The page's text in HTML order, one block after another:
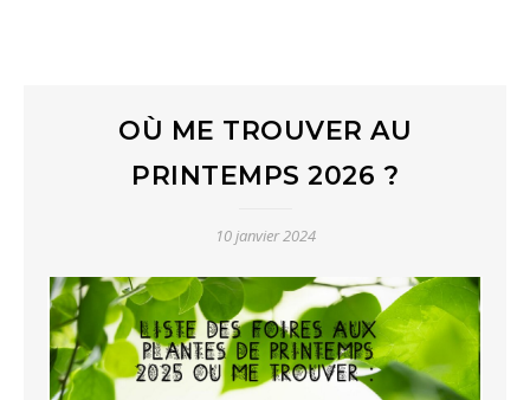
OÙ ME TROUVER AU
PRINTEMPS 2026 ?
10 janvier 2024